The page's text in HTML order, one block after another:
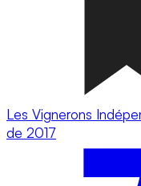
Les Vignerons
de 2017